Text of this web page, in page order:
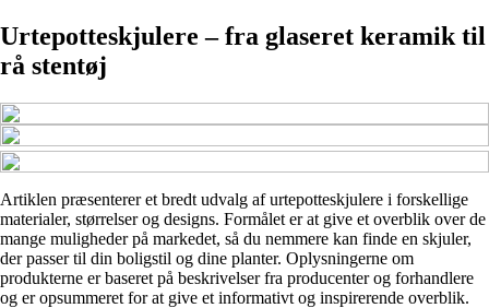
Urtepotteskjulere – fra glaseret keramik til
rå stentøj
Artiklen præsenterer et bredt udvalg af urtepotteskjulere i forskellige
materialer, størrelser og designs. Formålet er at give et overblik over de
mange muligheder på markedet, så du nemmere kan finde en skjuler,
der passer til din boligstil og dine planter. Oplysningerne om
produkterne er baseret på beskrivelser fra producenter og forhandlere
og er opsummeret for at give et informativt og inspirerende overblik.